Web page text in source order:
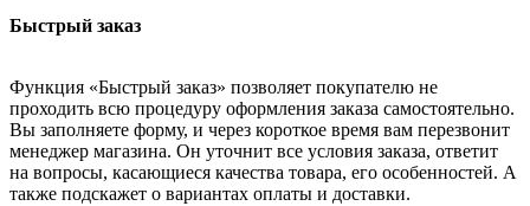
Быстрый заказ
Функция «Быстрый заказ» позволяет покупателю не
проходить всю процедуру оформления заказа самостоятельно.
Вы заполняете форму, и через короткое время вам перезвонит
менеджер магазина. Он уточнит все условия заказа, ответит
на вопросы, касающиеся качества товара, его особенностей. А
также подскажет о вариантах оплаты и доставки.